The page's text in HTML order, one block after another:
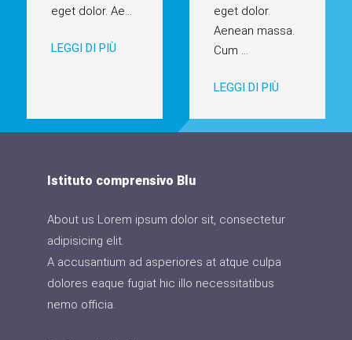
eget dolor. Ae...
LEGGI DI PIÙ
eget dolor.
Aenean massa.
Cum ...
LEGGI DI PIÙ
Istituto comprensivo Blu
About us Lorem ipsum dolor sit, consectetur
adipisicing elit.
A accusantium ad asperiores at atque culpa
dolores eaque fugiat hic illo necessitatibus
nemo officia.